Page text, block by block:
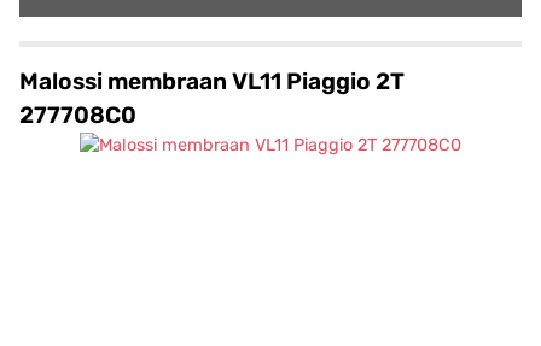
Malossi membraan VL11 Piaggio 2T
277708C0